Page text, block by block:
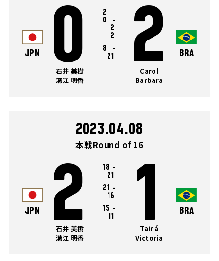
JPN 0
2
0
-
2
2
8
-
21
2 BRA
石井 美樹
溝江 明香
Carol
Barbara
2023.04.08
本戦Round of 16
JPN 2 18 -
21
21 -
16
15 -
11
1 BRA
石井 美樹
溝江 明香
Tainá
Victoria